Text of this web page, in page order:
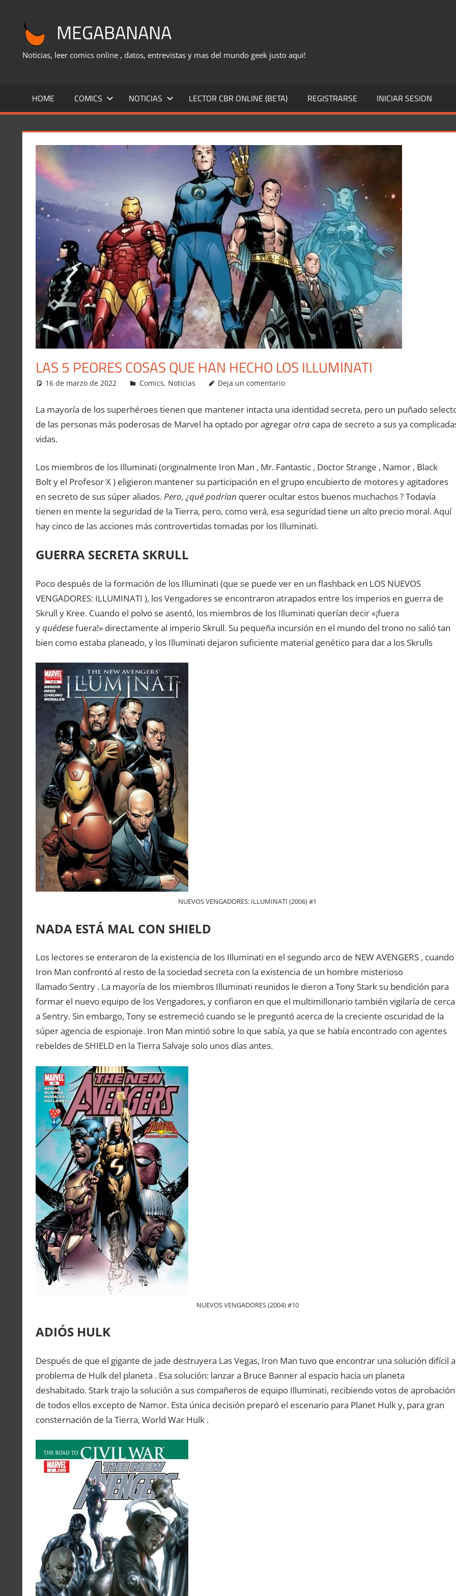
contenido
MEGABANANA
Noticias, leer comics online , datos, entrevistas y mas del mundo geek justo aqui!
HOME COMICS NOTICIAS LECTOR CBR ONLINE (BETA) REGISTRARSE INICIAR SESION
LAS 5 PEORES COSAS QUE HAN HECHO LOS ILLUMINATI
16 de marzo de 2022 Carlitox Banana
Comics, Noticias Deja un comentario
La mayoría de los superhéroes tienen que mantener intacta una identidad secreta, pero un puñado
de las personas más poderosas de Marvel ha optado por agregarotracapa de secreto a sus ya
vidas.
Los miembros de los Illuminati (originalmente Iron Man , Mr. Fantastic , Doctor Strange , Namor , Black
Bolt y el Profesor X ) eligieron mantener su participación en el grupo encubierto de motores y agitadores
en secreto de sus súper aliados.Pero, ¿qué podrían querer ocultar estos buenos muchachos ? Todavía
tienen en mente la seguridad de la Tierra, pero, como verá, esa seguridad tiene un alto precio moral. Aquí
hay cinco de las acciones más controvertidas tomadas por los Illuminati.
GUERRA SECRETA SKRULL
Poco después de la formación de los Illuminati (que se puede ver en un flashback en LOS NUEVOS
VENGADORES: ILLUMINATI ), los Vengadores se encontraron atrapados entre los imperios en guerra de
Skrull y Kree. Cuando el polvo se asentó, los miembros de los Illuminati querían decir «¡fuera
yquédesefuera!» directamente al imperio Skrull. Su pequeña incursión en el mundo del trono no salió tan
bien como estaba planeado, y los Illuminati dejaron suficiente material genético para dar a los Skrulls
NUEVOS VENGADORES: ILLUMINATI (2006) #1
NADA ESTÁ MAL CON SHIELD
Los lectores se enteraron de la existencia de los Illuminati en el segundo arco de NEW AVENGERS , cuando
Iron Man confrontó al resto de la sociedad secreta con la existencia de un hombre misterioso
llamado Sentry . La mayoría de los miembros Illuminati reunidos le dieron a Tony Stark su bendición para
formar el nuevo equipo de los Vengadores, y confiaron en que el multimillonario también vigilaría de cerca
a Sentry. Sin embargo, Tony se estremeció cuando se le preguntó acerca de la creciente oscuridad de la
súper agencia de espionaje. Iron Man mintió sobre lo que sabía, ya que se había encontrado con agentes
rebeldes de SHIELD en la Tierra Salvaje solo unos días antes.
NUEVOS VENGADORES (2004) #10
ADIÓS HULK
Después de que el gigante de jade destruyera Las Vegas, Iron Man tuvo que encontrar una solución difícil
problema de Hulk del planeta . Esa solución: lanzar a Bruce Banner al espacio hacia un planeta
deshabitado. Stark trajo la solución a sus compañeros de equipo Illuminati, recibiendo votos de aprobación
de todos ellos excepto de Namor. Esta única decisión preparó el escenario para Planet Hulk y, para gran
consternación de la Tierra, World War Hulk .